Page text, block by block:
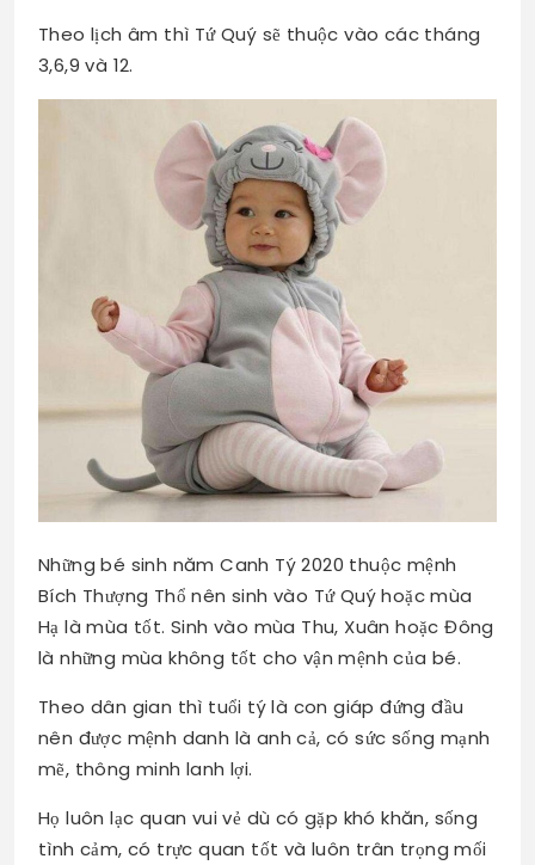
Theo lịch âm thì Tứ Quý sẽ thuộc vào các tháng
3,6,9 và 12.
Những bé sinh năm Canh Tý 2020 thuộc mệnh
Bích Thượng Thổ nên sinh vào Tứ Quý hoặc mùa
Hạ là mùa tốt. Sinh vào mùa Thu, Xuân hoặc Đông
là những mùa không tốt cho vận mệnh của bé.
Theo dân gian thì tuổi tý là con giáp đứng đầu
nên được mệnh danh là anh cả, có sức sống mạnh
mẽ, thông minh lanh lợi.
Họ luôn lạc quan vui vẻ dù có gặp khó khăn, sống
tình cảm, có trực quan tốt và luôn trân trọng mối